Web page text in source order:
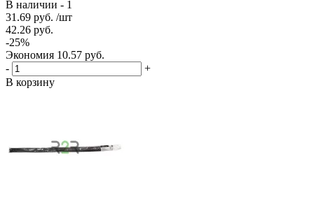
В наличии - 1
31.69 руб. /шт
42.26 руб.
-25%
Экономия 10.57 руб.
-
+
В корзину